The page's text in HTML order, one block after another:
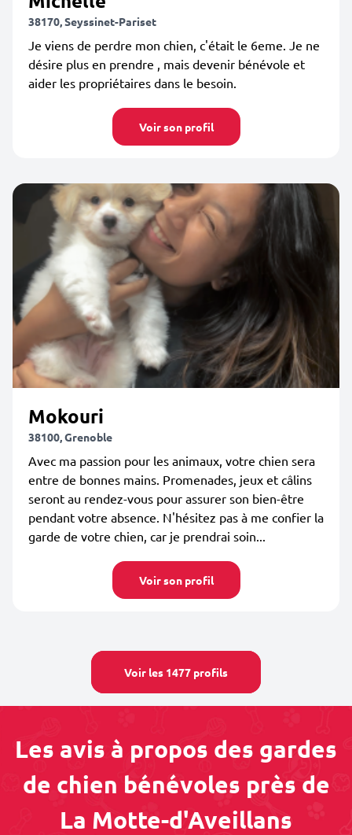
38170, Seyssinet-Pariset
Je viens de perdre mon chien, c'était le 6eme. Je ne
désire plus en prendre , mais devenir bénévole et
aider les propriétaires dans le besoin.
Voir son profil
Mokouri
38100, Grenoble
Avec ma passion pour les animaux, votre chien sera
entre de bonnes mains. Promenades, jeux et câlins
seront au rendez-vous pour assurer son bien-être
pendant votre absence. N'hésitez pas à me confier la
garde de votre chien, car je prendrai soin...
Voir son profil
Voir les 1477 profils
Les avis à propos des gardes
de chien bénévoles près de
La Motte-d'Aveillans